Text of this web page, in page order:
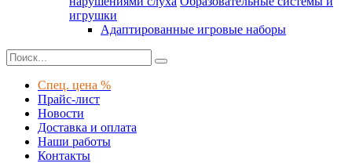
игрушки
Адаптированные игровые наборы
Спец. цена %
Прайс-лист
Новости
Доставка и оплата
Наши работы
Контакты